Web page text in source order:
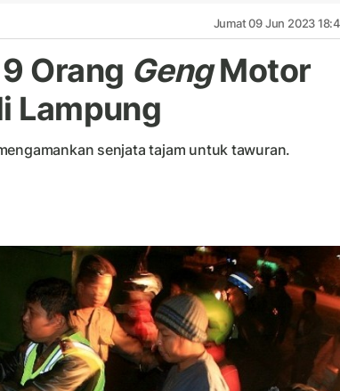
Jumat 09 Jun 2023
Orang GengMotor
Lampung
senjata tajam untuk tawuran.